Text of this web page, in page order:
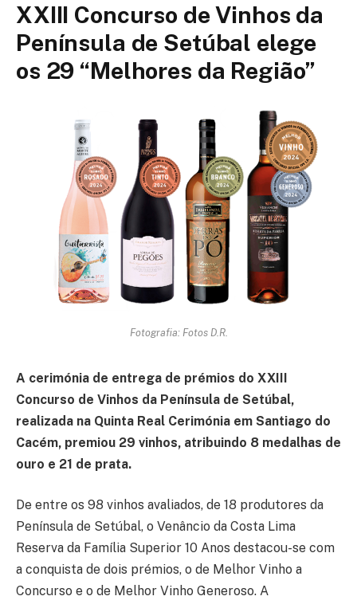
XXIII Concurso de Vinhos da
Península de Setúbal elege
os 29 “Melhores da Região”
Fotografia: Fotos D.R.
A cerimónia de entrega de prémios do XXIII
Concurso de Vinhos da Península de Setúbal,
realizada na Quinta Real Cerimónia em Santiago do
Cacém, premiou 29 vinhos, atribuindo 8 medalhas de
ouro e 21 de prata.
De entre os 98 vinhos avaliados, de 18 produtores da
Península de Setúbal, o Venâncio da Costa Lima
Reserva da Família Superior 10 Anos destacou-se com
a conquista de dois prémios, o de Melhor Vinho a
Concurso e o de Melhor Vinho Generoso. A